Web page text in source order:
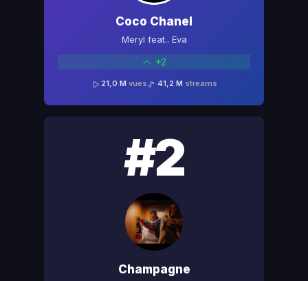
#2
Champagne
Coco Chanel
Meryl feat.. Eva
+2
21,0 M vues 41,2 M streams